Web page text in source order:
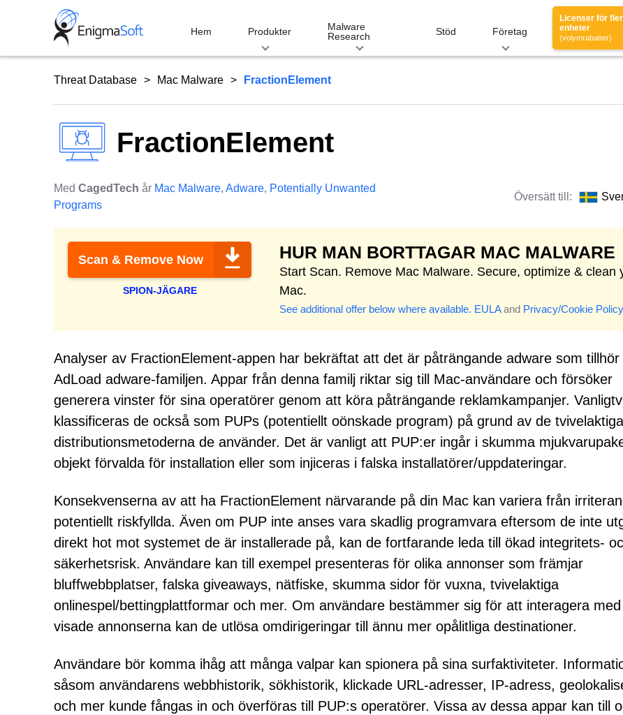
Hem Produkter
Malware
Research
Stöd Företag
Licenser för
enheter
(volymrabatter)
Threat Database Mac Malware FractionElement
FractionElement
Med CagedTech år Mac Malware, Adware, Potentially Unwanted
Programs
Översätt till:
Scan & Remove Now
SPION-JÄGARE
HUR MAN BORTTAGAR MAC MALWARE
Start Scan. Remove Mac Malware. Secure, optimize & clean
Mac.
See additional offer below where available. EULAand Privacy/Cookie Policy
Analyser av FractionElement-appen har bekräftat att det är påträngande adware som tillhör
AdLoad adware-familjen. Appar från denna familj riktar sig till Mac-användare och försöker
generera vinster för sina operatörer genom att köra påträngande reklamkampanjer.
klassificeras de också som PUPs (potentiellt oönskade program) på grund av de tvivelaktiga
distributionsmetoderna de använder. Det är vanligt att PUP:er ingår i skumma
objekt förvalda för installation eller som injiceras i falska installatörer/uppdateringar.
Konsekvenserna av att ha FractionElement närvarande på din Mac kan variera från
potentiellt riskfyllda. Även om PUP inte anses vara skadlig programvara eftersom de inte
direkt hot mot systemet de är installerade på, kan de fortfarande leda till ökad integritets-
säkerhetsrisk. Användare kan till exempel presenteras för olika annonser som främjar
bluffwebbplatser, falska giveaways, nätfiske, skumma sidor för vuxna, tvivelaktiga
onlinespel/bettingplattformar och mer. Om användare bestämmer sig för att interagera
visade annonserna kan de utlösa omdirigeringar till ännu mer opålitliga destinationer.
Användare bör komma ihåg att många valpar kan spionera på sina surfaktiviteter.
såsom användarens webbhistorik, sökhistorik, klickade URL-adresser, IP-adress,
och mer kunde fångas in och överföras till PUP:s operatörer. Vissa av dessa appar kan till